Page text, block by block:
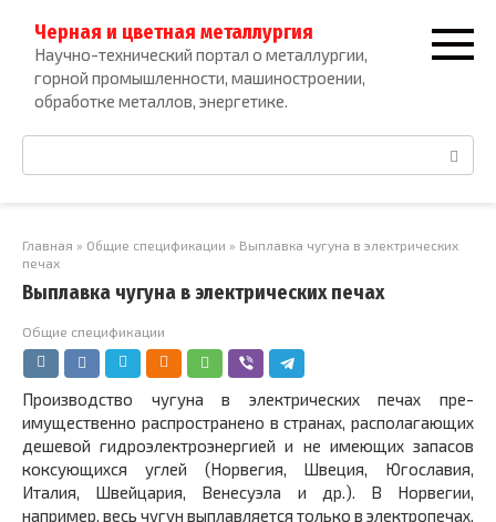
контенту
Черная и цветная металлургия
Научно-технический портал о металлургии,
горной промышленности, машиностроении,
обработке металлов, энергетике.
Поиск:
Главная » Общие спецификации » Выплавка чугуна в электрических
печах
Выплавка чугуна в электрических печах
Общие спецификации
Производство чугуна в электрических печах пре­
имущественно распространено в странах, располагающих
дешевой гидроэлектроэнергией и не имеющих запасов
коксующихся углей (Норвегия, Швеция, Югославия,
Италия, Швейцария, Венесуэла и др.). В Норвегии,
например, весь чугун выплавляется только в электропечах.